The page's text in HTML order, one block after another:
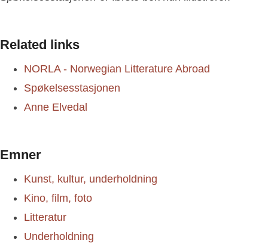
Related links
NORLA - Norwegian Litterature Abroad
Spøkelsesstasjonen
Anne Elvedal
Emner
Kunst, kultur, underholdning
Kino, film, foto
Litteratur
Underholdning